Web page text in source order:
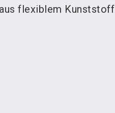
flexiblem Kunststoff